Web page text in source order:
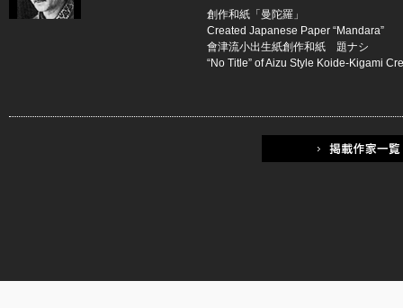
創作和紙「曼陀羅」
Created Japanese Paper “Mandara”
會津流小出生紙創作和紙 題ナシ
“No Title” of Aizu Style Koide-Kigami